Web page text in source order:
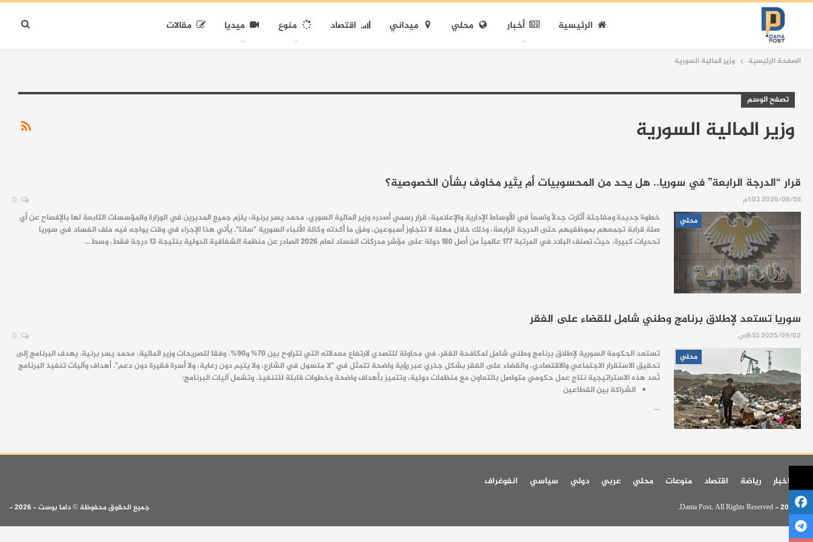
الرئيسية أخبار محلي ميداني اقتصاد منوع ميديا مقالات
الصفحة الرئيسية وزير المالية السورية
تصفح الوسم
وزير المالية السورية
قرار “الدرجة الرابعة” في سوريا.. هل يحد من المحسوبيات أم يثير مخاوف بشأن الخصوصية؟
2026/08/06 1:03م
محلي
خطوة جديدة ومفاجئة أثارت جدلاً واسعاً في الأوساط الإدارية والإعلامية، قرار رسمي أصدره وزير المالية السوري، محمد يسر برنية، يلزم جميع المديرين في الوزارة والمؤسسات التابعة لها بالإفصاح عن أي
صلة قرابة تجمعهم بموظفيهم حتى الدرجة الرابعة، وذلك خلال مهلة لا تتجاوز أسبوعين، وفق ما أكدته وكالة الأنباء السورية "سانا". يأتي هذا الإجراء في وقت يواجه فيه ملف الفساد في سوريا
تحديات كبيرة، حيث تصنف البلاد في المرتبة 177 عالمياً من أصل 180 دولة على مؤشر مدركات الفساد لعام 2026 الصادر عن منظمة الشفافية الدولية بنتيجة 13 درجة فقط، وسط…
سوريا تستعد لإطلاق برنامج وطني شامل للقضاء على الفقر
2025/09/02 8:53ص
محلي
تستعد الحكومة السورية لإطلاق برنامج وطني شامل لمكافحة الفقر، في محاولة للتصدي لارتفاع معدلاته التي تتراوح بين 70% و90%، وفقا لتصريحات وزير المالية، محمد يسر برنية. يهدف البرنامج إلى
تحقيق الاستقرار الاجتماعي والاقتصادي، والقضاء على الفقر بشكل جذري عبر رؤية واضحة تتمثل في "لا متسول في الشارع، ولا يتيم دون رعاية، ولا أسرة فقيرة دون دعم". أهداف وآليات تنفيذ البرنامج
تُعد هذه الاستراتيجية نتاج عمل حكومي متواصل بالتعاون مع منظمات دولية، وتتميز بأهداف واضحة وخطوات قابلة للتنفيذ. وتشمل آليات البرنامج:
الشراكة بين القطاعين
…
اخر اخبار رياضة اقتصاد منوعات محلي عربي دولي سياسي انفوغراف
© 2026 - Dama Post. All Rights Reserved. جميع الحقوق محفوظة © داما بوست - 2026 -